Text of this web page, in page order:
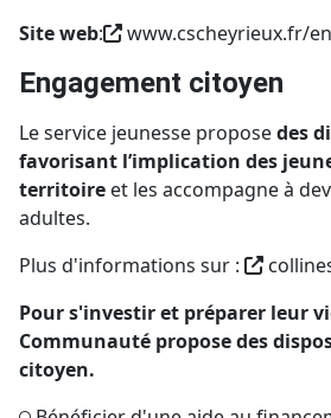
Site web: www.cscheyrieux.fr/
Engagement citoyen
Le service jeunesse proposedes
favorisant l’implication des
territoire et les accompagne à
adultes.
Plus d'informations sur :
Pour s'investir et préparer leur
Communauté propose des
citoyen.